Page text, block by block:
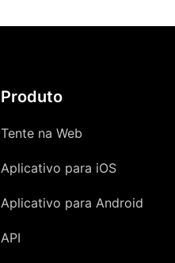
Produto
Tente na Web
Aplicativo para iOS
Aplicativo para Android
API